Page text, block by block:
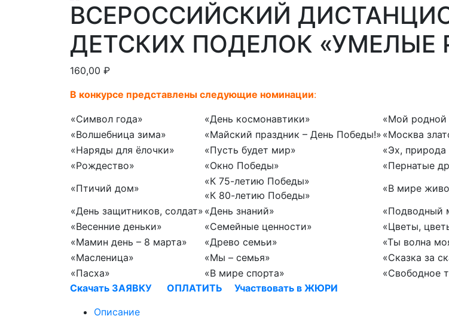
ВСЕРОССИЙСКИЙ
ДЕТСКИХ ПОДЕЛОК «УМЕЛЫЕ
160,00 ₽
В конкурсе представлены следующие номинации:
«Символ года» «День космонавтики»
«Мой родной
«Волшебница зима»
«Майский праздник – День Победы!» «Москва
«Наряды для ёлочки»
«Пусть будет мир»
«Эх,
«Рождество»
«Окно Победы»
«Пернатые
«Птичий дом»
«К 75-летию Победы»
«К 80-летию Победы»
«В мире
«День защитников, солдат» «День знаний»
«Подводный
«Весенние деньки»
«Семейные ценности»
«Цветы,
«Мамин день – 8 марта»
«Древо семьи»
«Ты волна
«Масленица»
«Мы – семья»
«Сказка за
«Пасха»
«В мире спорта»
«Свободное
Скачать ЗАЯВКУ
ОПЛАТИТЬ
Участвовать в ЖЮРИ
Описание